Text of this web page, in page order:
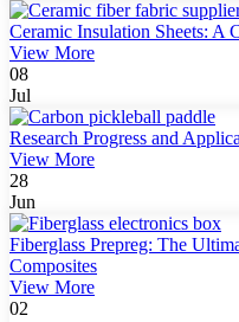
Ceramic Insulation Sheets: A
View More
08
Jul
Research Progress and
View More
28
Jun
Fiberglass Prepreg: The
Composites
View More
02